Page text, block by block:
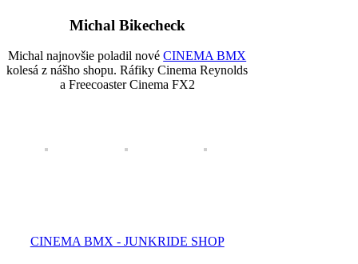
Michal Bikecheck
Michal najnovšie poladil novéCINEMA BMX
kolesá z nášho shopu. Ráfiky Cinema Reynolds
a Freecoaster Cinema FX2
CINEMA BMX - JUNKRIDE SHOP